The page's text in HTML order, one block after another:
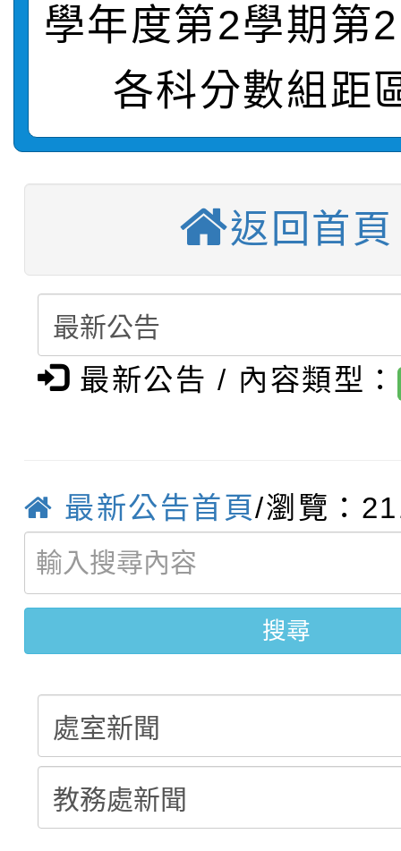
畫影片一案
劇比賽實施要點」及修
轉知：桃園市115年度
敬師藝文競賽』實施計
【甄選結果(第11招)】
學年度第1學期第7次代
結果(第11招)
【甄選結果(第3招)】
學年度第1學期第9次代
結果(第3招)
【甄選結果(第4招)】
學年度第1學期第9次
結果(第4招)
【甄選結果(第12招)】
學年度第1學期第7次代
結果(第12招)
轉知：桃園市115學年
賽及師生本土語及新住
賽實施要點
轉知：「桃園市115學
比賽實施要點」
轉知：「115年金融知
城市手牽手，綠能透明
畫影片一案
轉知：「115學年度全
劇比賽實施要點」及修
表
轉知：桃園市115年度
敬師藝文競賽』實施計
【甄選結果(第11招)】
學年度第1學期第7次
【甄選結果(第3招)】
結果(第3招)
學年度第2學期第
各科分數組距
返回首頁
最新公告 / 內容類型：
最新公告首頁/瀏覽：
搜尋